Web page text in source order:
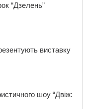
“Дзелень”
виставку
шоу “Двіж: